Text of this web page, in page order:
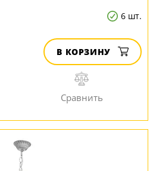
6 шт.
В КОРЗИНУ